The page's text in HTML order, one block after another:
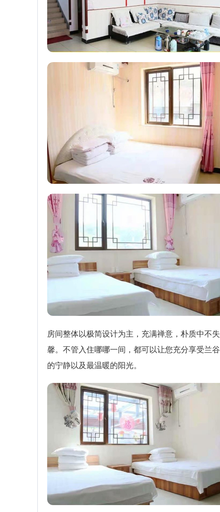
房间整体以极简设计为主，充满禅意，朴质中不
馨。不管入住哪哪一间，都可以让您充分享受兰
的宁静以及最温暖的阳光。